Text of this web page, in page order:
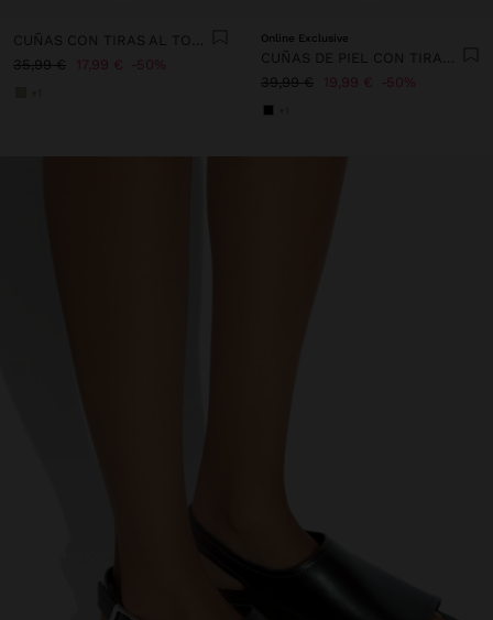
CUÑAS CON TIRAS AL TOBILLO
35,99 €
17,99 € 50%
Online Exclusive
CUÑAS DE PIEL CON TIRAS EN EL TOBILLO
39,99 €
19,99 € 50%